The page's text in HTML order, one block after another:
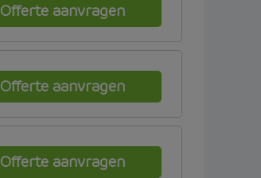
Offerte aanvragen
Offerte aanvragen
Offerte aanvragen